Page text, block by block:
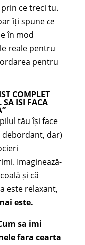
ce treci tu.
îți spunece
în mod
reale pentru
pentru
COMPLET
ISI FACA
tău își face
debordant, dar)
Imaginează-
și că
este relaxant,
este.
sa imi
fara cearta